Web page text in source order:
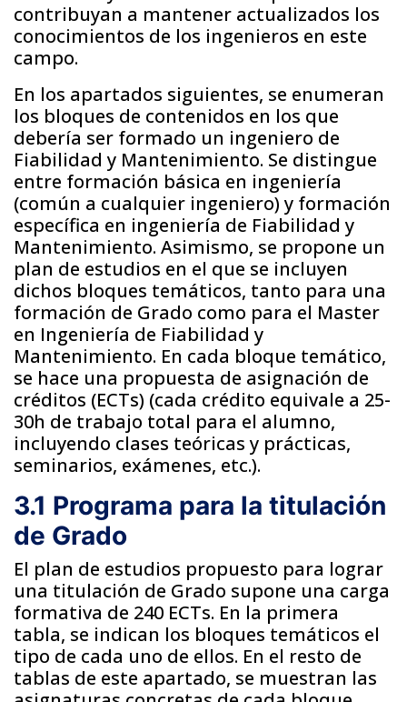
contribuyan a mantener actualizados los
conocimientos de los ingenieros en este
campo.
En los apartados siguientes, se enumeran
los bloques de contenidos en los que
debería ser formado un ingeniero de
Fiabilidad y Mantenimiento. Se distingue
entre formación básica en ingeniería
(común a cualquier ingeniero) y formación
específica en ingeniería de Fiabilidad y
Mantenimiento. Asimismo, se propone un
plan de estudios en el que se incluyen
dichos bloques temáticos, tanto para una
formación de Grado como para el Master
en Ingeniería de Fiabilidad y
Mantenimiento. En cada bloque temático,
se hace una propuesta de asignación de
créditos (ECTs) (cada crédito equivale a 25-
30h de trabajo total para el alumno,
incluyendo clases teóricas y prácticas,
seminarios, exámenes, etc.).
3.1 Programa para la titulación
de Grado
El plan de estudios propuesto para lograr
una titulación de Grado supone una carga
formativa de 240 ECTs. En la primera
tabla, se indican los bloques temáticos el
tipo de cada uno de ellos. En el resto de
tablas de este apartado, se muestran las